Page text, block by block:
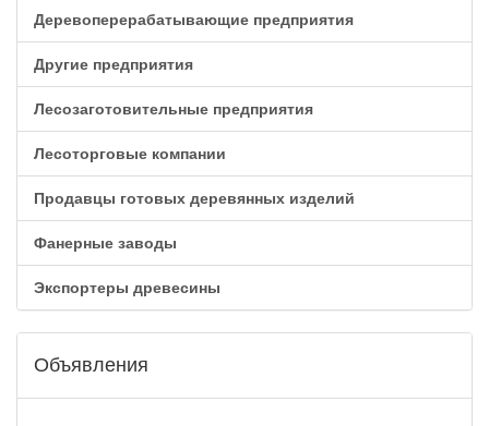
Деревоперерабатывающие предприятия
Другие предприятия
Лесозаготовительные предприятия
Лесоторговые компании
Продавцы готовых деревянных изделий
Фанерные заводы
Экспортеры древесины
Объявления